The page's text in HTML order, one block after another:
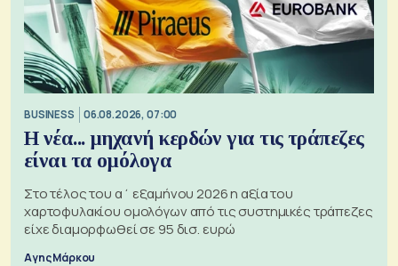
BUSINESS 06.08.2026, 07:00
Η νέα... μηχανή κερδών για τις τράπεζες
είναι τα ομόλογα
Στο τέλος του α΄ εξαμήνου 2026 η αξία του
χαρτοφυλακίου ομολόγων από τις συστημικές τράπεζες
είχε διαμορφωθεί σε 95 δισ. ευρώ
Αγης Μάρκου